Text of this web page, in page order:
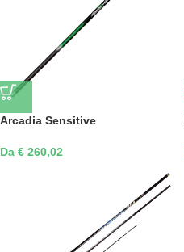
Arcadia Sensitive
Da € 260,02